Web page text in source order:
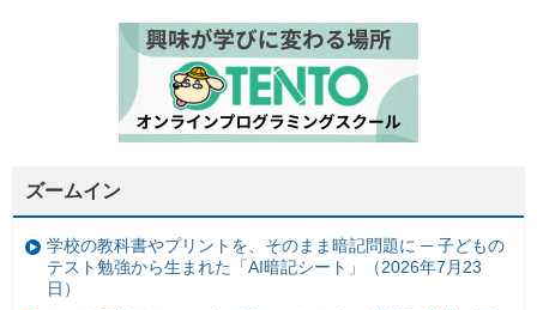
ズームイン
学校の教科書やプリントを、そのまま暗記問題に ─ 子どもの
テスト勉強から生まれた「AI暗記シート」（2026年7月23
日）